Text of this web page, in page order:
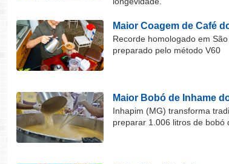
Maior Coagem de Café
Recorde homologado em
preparado pelo método V60
Maior Bobó de Inhame
Inhapim (MG) transforma
preparar 1.006 litros de bobó